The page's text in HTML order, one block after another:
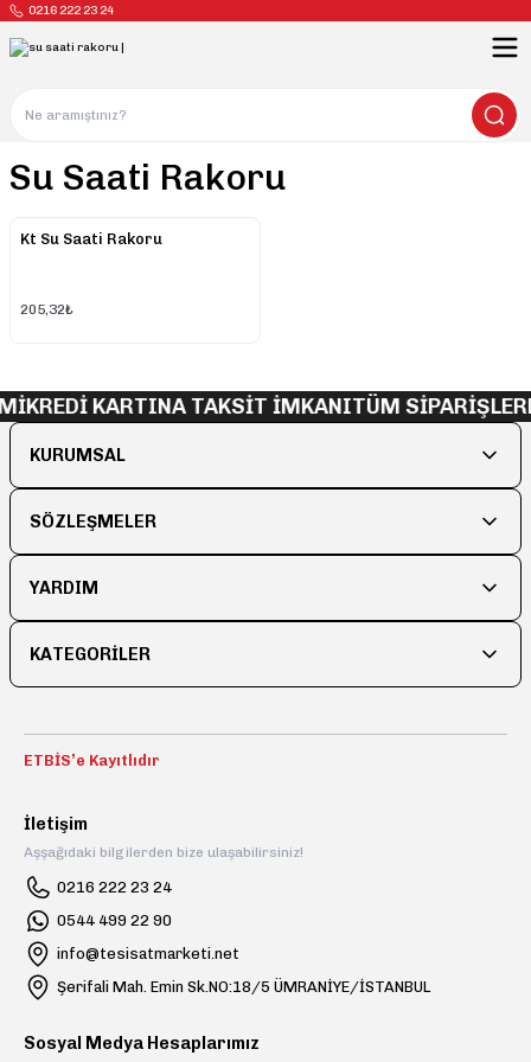
0216 222 23 24
Su Saati Rakoru
Kt Su Saati Rakoru
205,32₺
KREDİ KARTINA TAKSİT İMKANITÜM
KURUMSAL
SÖZLEŞMELER
YARDIM
KATEGORİLER
ETBİS’e Kayıtlıdır
İletişim
Aşşağıdaki bilgilerden bize ulaşabilirsiniz!
0216 222 23 24
0544 499 22 90
info@tesisatmarketi.net
Şerifali Mah. Emin Sk.NO:18/5 ÜMRANİYE/İSTANBUL
Sosyal Medya Hesaplarımız